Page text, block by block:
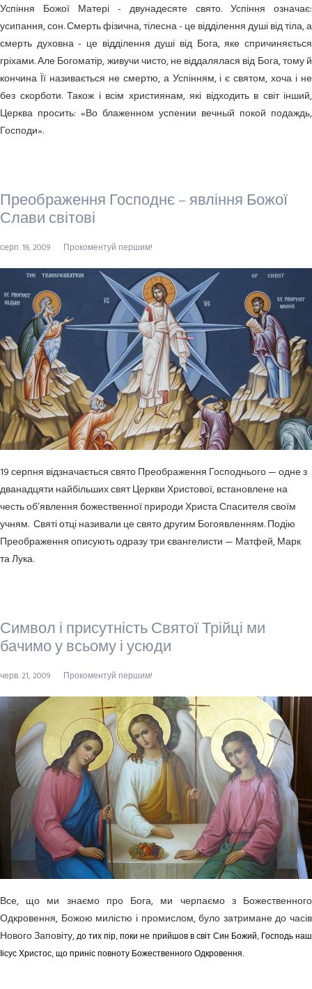
Успіння Божої Матері - двунадесяте свято. Успіння означає:
усипання, сон. Смерть фізична, тілесна - це відділення душі від тіла, а
смерть духовна - це відділення душі від Бога, яке спричиняється
гріхами. Але Богоматір, живучи чисто, не віддалялася від Бога, тому й
кончина Її називається не смертю, а Успінням, і є святом, хоча і не
без скорботи. Також і всім християнам, які відходить в світ інший,
Церква просить: «Во блаженном успении вечный покой подаждь,
Господи».
Преображення Господнє – явління Божої
Слави світові
серп. 19, 2009 Прокоментуй першим!
19 серпня відзначаєтьсясвятоПреображення Господнього— однез
дванадцяти найбільших свят Церкви Христової, встановлене на
честь об’явлення божественної природи Христа Спасителя своїм
учням. Святі отці називали це свято другим Богоявленням. Подію
Преображення описують одразу три євангелисти — Матфей, Марк
та Лука.
Символ і присутність Святої Трійці ми
бачимо у всьому і усюди
черв. 21, 2009 Прокоментуй першим!
Все, що ми знаємо про Бога, ми черпаємо з Божественного
Одкровення, Божою милістю і промислом, було затримане до часів
Нового Заповіту,до тих пір, поки не прийшов в світ Син Божий, Господь наш
Іісус Христос, що приніс повноту Божественного Одкровення.